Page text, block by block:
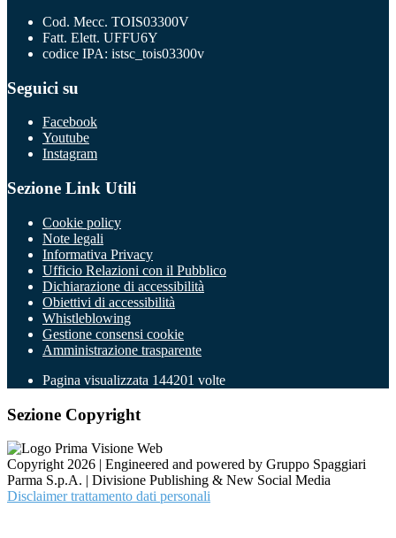
Cod. Mecc. TOIS03300V
Fatt. Elett. UFFU6Y
codice IPA: istsc_tois03300v
Seguici su
Facebook
Youtube
Instagram
Sezione Link Utili
Cookie policy
Note legali
Informativa Privacy
Ufficio Relazioni con il Pubblico
Dichiarazione di accessibilità
Obiettivi di accessibilità
Whistleblowing
Gestione consensi cookie
Amministrazione trasparente
Pagina visualizzata 144201 volte
Sezione Copyright
Copyright 2026 | Engineered and powered by Gruppo Spaggiari
Parma S.p.A. | Divisione Publishing & New Social Media
Disclaimer trattamento dati personali